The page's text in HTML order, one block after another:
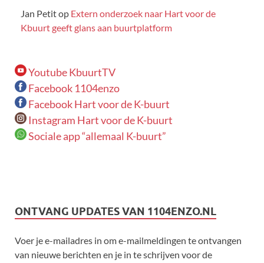
Jan Petitop Extern onderzoek naar Hart voor de
Kbuurt geeft glans aan buurtplatform
Youtube KbuurtTV
Facebook 1104enzo
Facebook Hart voor de K-buurt
Instagram Hart voor de K-buurt
Sociale app “allemaal K-buurt”
ONTVANG UPDATES VAN 1104ENZO.NL
Voer je e-mailadres in om e-mailmeldingen te ontvangen
van nieuwe berichten en je in te schrijven voor de